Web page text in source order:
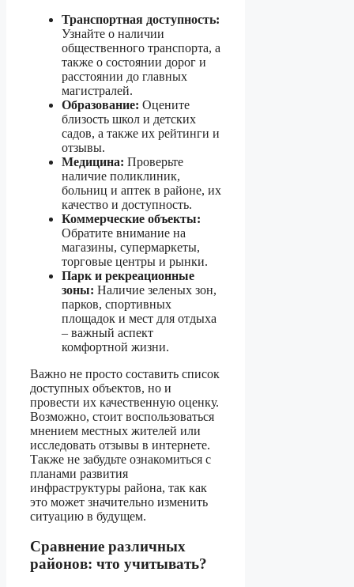
Транспортная доступность:
Узнайте о наличии
общественного транспорта, а
также о состоянии дорог и
расстоянии до главных
магистралей.
Образование: Оцените
близость школ и детских
садов, а также их рейтинги и
отзывы.
Медицина: Проверьте
наличие поликлиник,
больниц и аптек в районе, их
качество и доступность.
Коммерческие объекты:
Обратите внимание на
магазины, супермаркеты,
торговые центры и рынки.
Парк и рекреационные
зоны: Наличие зеленых зон,
парков, спортивных
площадок и мест для отдыха
– важный аспект
комфортной жизни.
Важно не просто составить список
доступных объектов, но и
провести их качественную оценку.
Возможно, стоит воспользоваться
мнением местных жителей или
исследовать отзывы в интернете.
Также не забудьте ознакомиться с
планами развития
инфраструктуры района, так как
это может значительно изменить
ситуацию в будущем.
Сравнение различных
районов: что учитывать?